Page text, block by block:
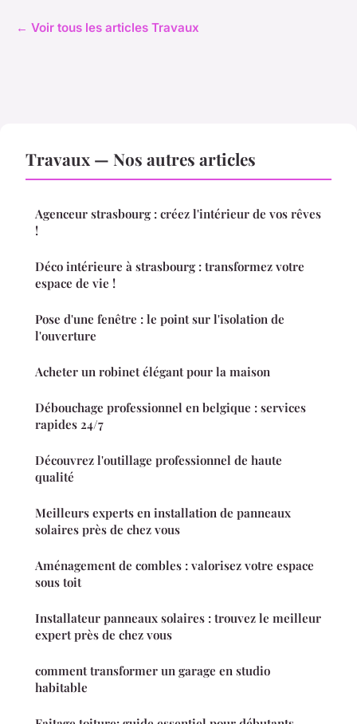
← Voir tous les articles Travaux
Travaux — Nos autres articles
Agenceur strasbourg : créez l'intérieur de vos rêves
!
Déco intérieure à strasbourg : transformez votre
espace de vie !
Pose d'une fenêtre : le point sur l'isolation de
l'ouverture
Acheter un robinet élégant pour la maison
Débouchage professionnel en belgique : services
rapides 24/7
Découvrez l'outillage professionnel de haute
qualité
Meilleurs experts en installation de panneaux
solaires près de chez vous
Aménagement de combles : valorisez votre espace
sous toit
Installateur panneaux solaires : trouvez le meilleur
expert près de chez vous
comment transformer un garage en studio
habitable